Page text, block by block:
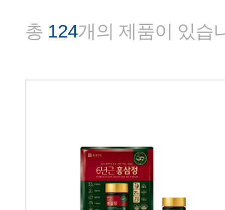
총 124개의 제품이 있습